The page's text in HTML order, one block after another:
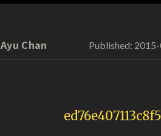
Ayu Chan Published: